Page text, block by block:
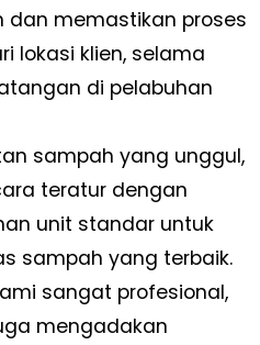
dan memastikan proses
lokasi klien, selama
di pelabuhan
sampah yang unggul,
teratur dengan
unit standar untuk
sampah yang terbaik.
sangat profesional,
mengadakan